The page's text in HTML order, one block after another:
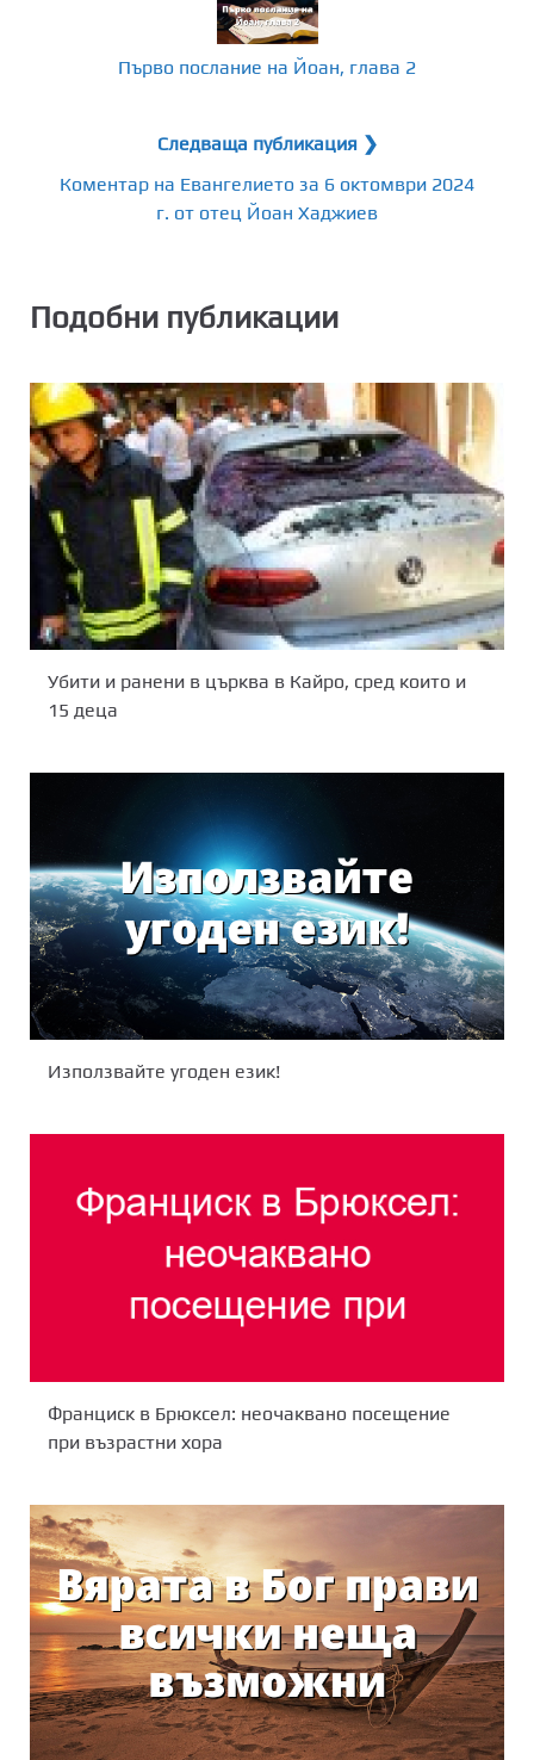
Първо послание на Йоан, глава 2
Следваща публикация ❯
Коментар на Евангелието за 6 октомври 2024
г. от отец Йоан Хаджиев
Подобни публикации
Убити и ранени в църква в Кайро, сред които и
15 деца
Използвайте угоден език!
Франциск в Брюксел: неочаквано посещение
при възрастни хора